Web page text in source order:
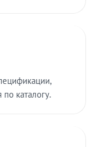
каталогу.